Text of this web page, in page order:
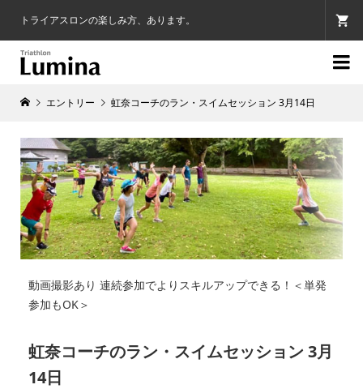
トライアスロンの楽しみ方、あります。

エントリー 虹奈コーチのラン・スイムセッション 3月14日
動画撮影あり 連続参加でよりスキルアップできる！＜単発
参加もOK＞
虹奈コーチのラン・スイムセッション 3月
14日